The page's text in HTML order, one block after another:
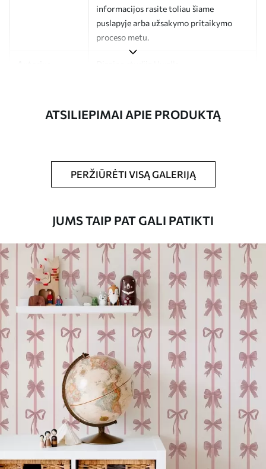
informacijos rasite toliau šiame
puslapyje arba užsakymo pritaikymo
proceso metu.
vaizdas, supjaustytas į vienodas iki 50 cm
pločio juosteles.
Papildomos
parinktys
Galite padengti laku ir (arba) tapetų
klijais.
Valymas
Tapetus galima švelniai valyti minkšta
kempine. Lakuotus tapetus galima valyti
vandeniu.
Taikymo
Sklandus taikymas
Turimos medžiagos
Standartas
45.0027 .00 €/m²
Premiumas
56.6734.00€ /m²
ATSILIEPIMAI APIE PRODUKTĄ
PERŽIŪRĖTI VISĄ GALERIJĄ
JUMS TAIP PAT GALI PATIKTI